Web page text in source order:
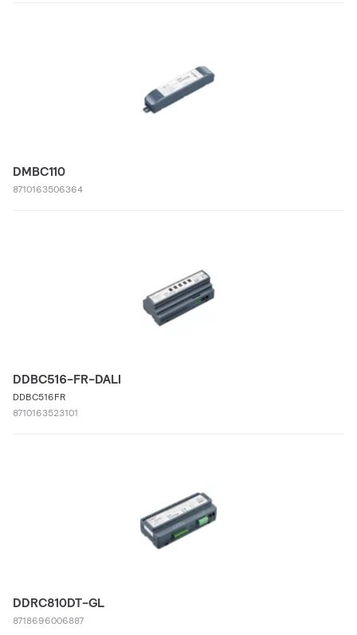
DMBC110
8710163506364
DDBC516-FR-DALI
DDBC516FR
8710163523101
DDRC810DT-GL
8718696006887